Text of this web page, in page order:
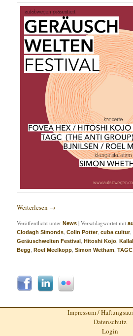
Weiterlesen →
Veröffentlicht unter News |Verschlagwortet mit
Clodagh Simonds,Colin Potter,cuba cultur,
Geräuschwelten Festival ,Hitoshi Kojo,
Begg,Roel Meelkopp,Simon Wetham,TAGC
Impressum /
Datenschutz
Login